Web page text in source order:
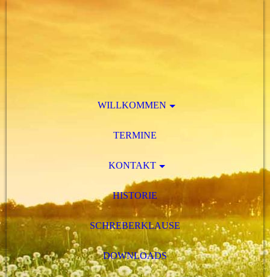
WILLKOMMEN
TERMINE
KONTAKT
HISTORIE
SCHREBERKLAUSE
DOWNLOADS